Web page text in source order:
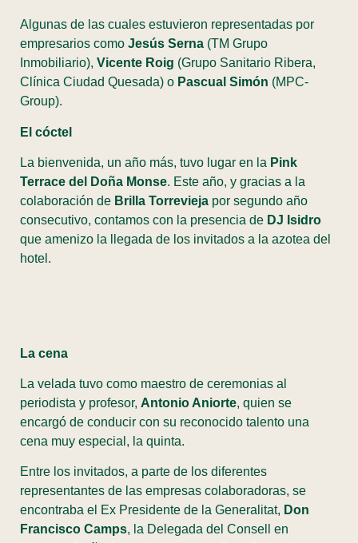
Algunas de las cuales estuvieron representadas por
empresarios como Jesús Serna (TM Grupo
Inmobiliario), Vicente Roig (Grupo Sanitario Ribera,
Clínica Ciudad Quesada) o Pascual Simón (MPC-
Group).
El cóctel
La bienvenida, un año más, tuvo lugar en la Pink
Terrace del Doña Monse. Este año, y gracias a la
colaboración de Brilla Torrevieja por segundo año
consecutivo, contamos con la presencia de DJ Isidro
que amenizo la llegada de los invitados a la azotea del
hotel.
La cena
La velada tuvo como maestro de ceremonias al
periodista y profesor, Antonio Aniorte, quien se
encargó de conducir con su reconocido talento una
cena muy especial, la quinta.
Entre los invitados, a parte de los diferentes
representantes de las empresas colaboradoras, se
encontraba el Ex Presidente de la Generalitat, Don
Francisco Camps, la Delegada del Consell en